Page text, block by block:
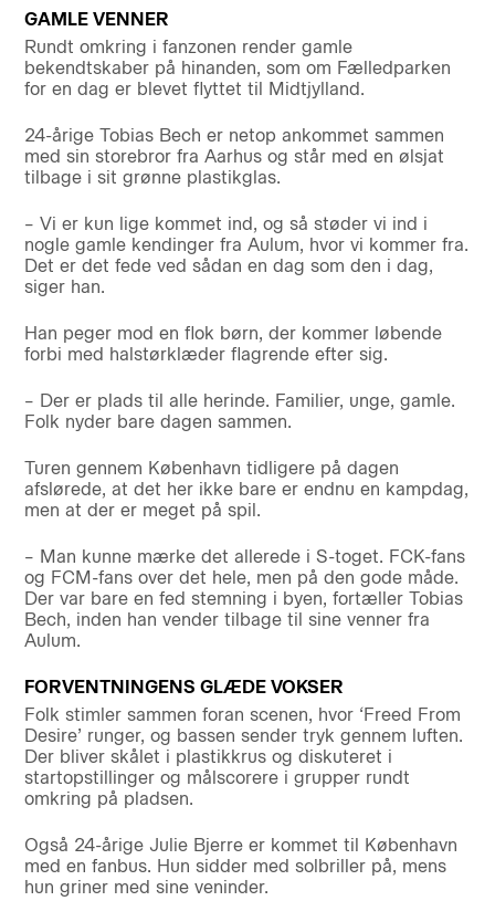
GAMLE VENNER
Rundt omkring i fanzonen render gamle
bekendtskaber på hinanden, som om Fælledparken
for en dag er blevet flyttet til Midtjylland.
24-årige Tobias Bech er netop ankommet sammen
med sin storebror fra Aarhus og står med en ølsjat
tilbage i sit grønne plastikglas.
– Vi er kun lige kommet ind, og så støder vi ind i
nogle gamle kendinger fra Aulum, hvor vi kommer fra.
Det er det fede ved sådan en dag som den i dag,
siger han.
Han peger mod en flok børn, der kommer løbende
forbi med halstørklæder flagrende efter sig.
– Der er plads til alle herinde. Familier, unge, gamle.
Folk nyder bare dagen sammen.
Turen gennem København tidligere på dagen
afslørede, at det her ikke bare er endnu en kampdag,
men at der er meget på spil.
– Man kunne mærke det allerede i S-toget. FCK-fans
og FCM-fans over det hele, men på den gode måde.
Der var bare en fed stemning i byen, fortæller Tobias
Bech, inden han vender tilbage til sine venner fra
Aulum.
FORVENTNINGENS GLÆDE VOKSER
Folk stimler sammen foran scenen, hvor ‘Freed From
Desire’ runger, og bassen sender tryk gennem luften.
Der bliver skålet i plastikkrus og diskuteret i
startopstillinger og målscorere i grupper rundt
omkring på pladsen.
Også 24-årige Julie Bjerre er kommet til København
med en fanbus. Hun sidder med solbriller på, mens
hun griner med sine veninder.